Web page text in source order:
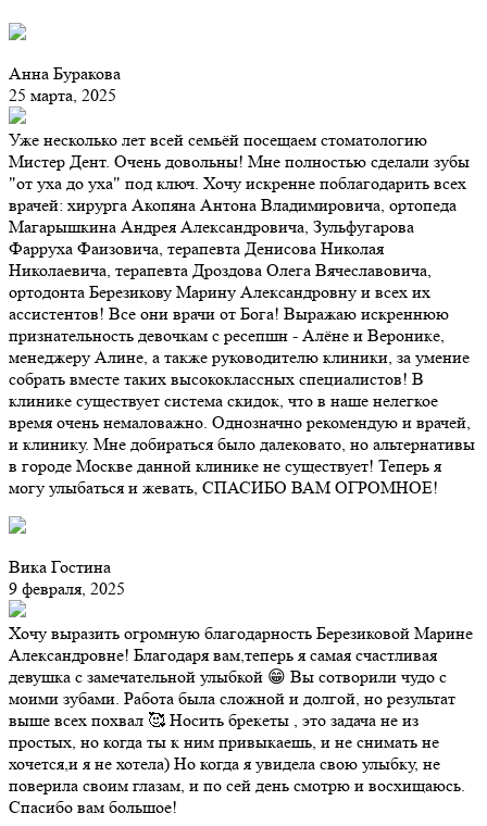
Анна Буракова
25 марта, 2025
Уже несколько лет всей семьёй посещаем стоматологию
Мистер Дент. Очень довольны! Мне полностью сделали зубы
"от уха до уха" под ключ. Хочу искренне поблагодарить всех
врачей: хирурга Акопяна Антона Владимировича, ортопеда
Магарышкина Андрея Александровича, Зульфугарова
Фарруха Фаизовича, терапевта Денисова Николая
Николаевича, терапевта Дроздова Олега Вячеславовича,
ортодонта Березикову Марину Александровну и всех их
ассистентов! Все они врачи от Бога! Выражаю искреннюю
признательность девочкам с ресепшн - Алёне и Веронике,
менеджеру Алине, а также руководителю клиники, за умение
собрать вместе таких высококлассных специалистов! В
клинике существует система скидок, что в наше нелегкое
время очень немаловажно. Однозначно рекомендую и врачей,
и клинику. Мне добираться было далековато, но альтернативы
в городе Москве данной клинике не существует! Теперь я
могу улыбаться и жевать, СПАСИБО ВАМ ОГРОМНОЕ!
Вика Гостина
9 февраля, 2025
Хочу выразить огромную благодарность Березиковой Марине
Александровне! Благодаря вам,теперь я самая счастливая
девушка с замечательной улыбкой 😁 Вы сотворили чудо с
моими зубами. Работа была сложной и долгой, но результат
выше всех похвал 🥰 Носить брекеты , это задача не из
простых, но когда ты к ним привыкаешь, и не снимать не
хочется,и я не хотела) Но когда я увидела свою улыбку, не
поверила своим глазам, и по сей день смотрю и восхищаюсь.
Спасибо вам большое!